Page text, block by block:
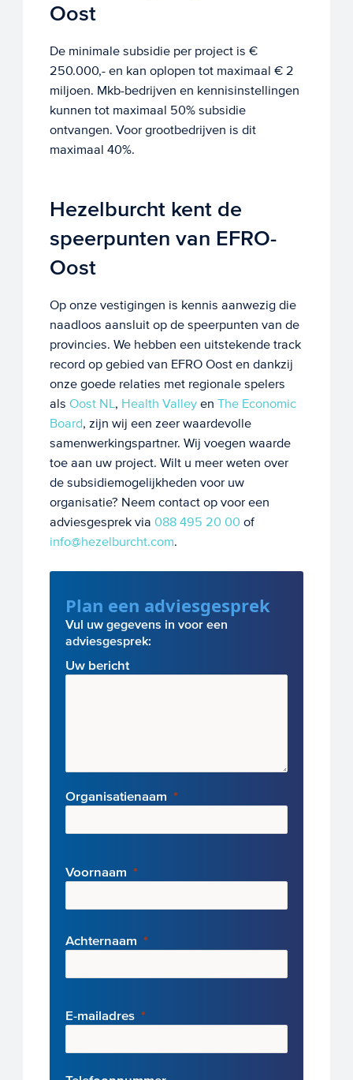
Oost
De minimale subsidie per project is €
250.000,- en kan oplopen tot maximaal € 2
miljoen. Mkb-bedrijven en kennisinstellingen
kunnen tot maximaal 50% subsidie
ontvangen. Voor grootbedrijven is dit
maximaal 40%.
Hezelburcht kent de
speerpunten van EFRO-
Oost
Op onze vestigingen is kennis aanwezig die
naadloos aansluit op de speerpunten van de
provincies. We hebben een uitstekende track
record op gebied van EFRO Oost en dankzij
onze goede relaties met regionale spelers
als Oost NL , Health Valleyen The Economic
Board, zijn wij een zeer waardevolle
samenwerkingspartner. Wij voegen waarde
toe aan uw project. Wilt u meer weten over
de subsidiemogelijkheden voor uw
organisatie? Neem contact op voor een
adviesgesprek via 088 495 20 00 of
info@hezelburcht.com.
Plan een adviesgesprek
Vul uw gegevens in voor een
adviesgesprek:
Uw bericht
Organisatienaam
Voornaam
Achternaam
E-mailadres